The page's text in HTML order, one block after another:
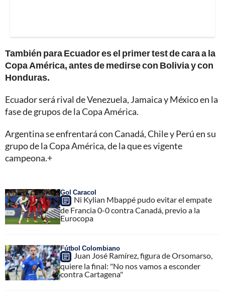
También para Ecuador es el primer test de cara a la
Copa América, antes de medirse con Bolivia y con
Honduras.
Ecuador será rival de Venezuela, Jamaica y México en la
fase de grupos de la Copa América.
Argentina se enfrentará con Canadá, Chile y Perú en su
grupo de la Copa América, de la que es vigente
campeona.+
Gol Caracol
Ni Kylian Mbappé pudo evitar el empate
de Francia 0-0 contra Canadá, previo a la
Eurocopa
Fútbol Colombiano
Juan José Ramírez, figura de Orsomarso,
quiere la final: "No nos vamos a esconder
contra Cartagena"